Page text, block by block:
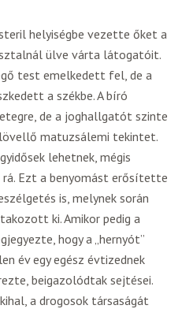
helyiségbe vezette őket a
ülve várta látogatóit.
test emelkedett fel, de a
a székbe. A bíró
de a joghallgatót szinte
matuzsálemi tekintet.
lehetnek, mégis
rá. Ezt a benyomást erősítette
is, melynek során
ki. Amikor pedig a
hogy a „hernyót”
év egy egész évtizednek
beigazolódtak sejtései.
a drogosok társaságát